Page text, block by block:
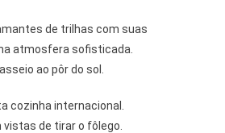
de trilhas com suas
atmosfera sofisticada.
ao pôr do sol.
cozinha internacional.
de tirar o fôlego.